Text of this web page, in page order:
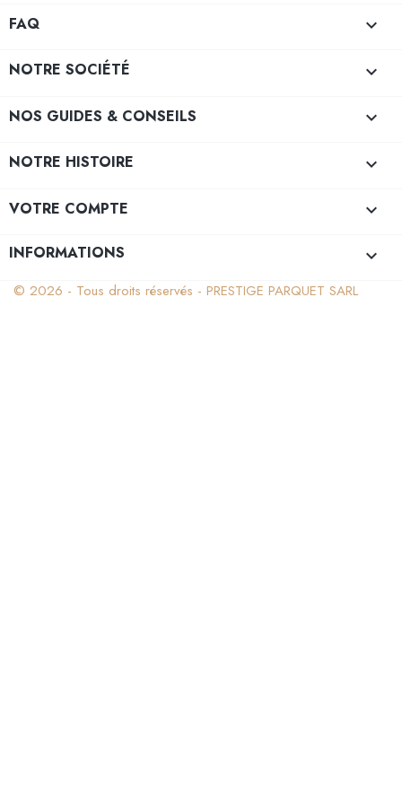
FAQ 
NOTRE SOCIÉTÉ 
NOS GUIDES & CONSEILS 
NOTRE HISTOIRE 
VOTRE COMPTE 
INFORMATIONS keyboard_arrow_down
© 2026 - Tous droits réservés - PRESTIGE PARQUET SARL